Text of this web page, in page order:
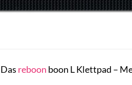
Das reboon boon L Klettpad –